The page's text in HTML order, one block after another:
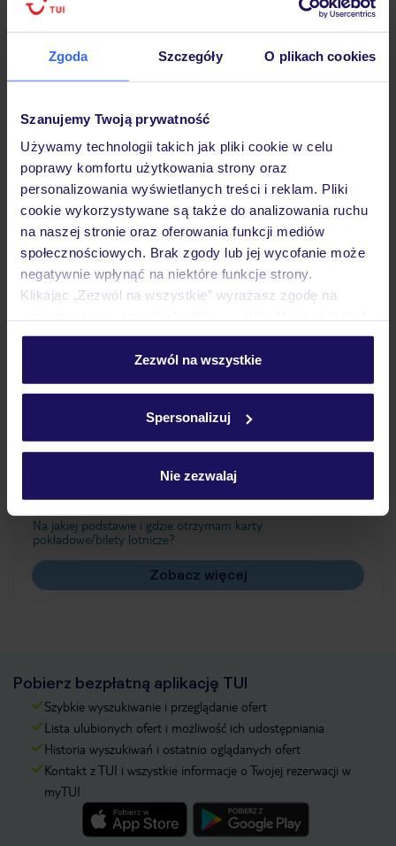
Zgoda Szczegóły O plikach cookies
Szanujemy Twoją prywatność
Używamy technologii takich jak pliki cookie w celu
poprawy komfortu użytkowania strony oraz
personalizowania wyświetlanych treści i reklam. Pliki
cookie wykorzystywane są także do analizowania ruchu
na naszej stronie oraz oferowania funkcji mediów
społecznościowych. Brak zgody lub jej wycofanie może
negatywnie wpłynąć na niektóre funkcje strony.
Klikając „Zezwól na wszystkie” wyrażasz zgodę na
personalizować swój wybór wchodząc w zakładkę
Szczegółowe informacje o plikach cookie znajdziesz
Zezwól na wszystkie
Spersonalizuj
Nie zezwalaj
Hotel
Pokoje
Wyżywienie
Atrakcje
Często zadawane pytania
Jak zmienić uczestników/osobę zgłaszającą?
Czy w Hotelu będzie przedstawiciel TUI?
Na jakiej podstawie i gdzie otrzymam karty
pokładowe/bilety lotnicze?
Zobacz więcej
Pobierz bezpłatną aplikację TUI
Szybkie wyszukiwanie i przeglądanie ofert
Lista ulubionych ofert i możliwość ich udostępniania
Historia wyszukiwań i ostatnio oglądanych ofert
Kontakt z TUI i wszystkie informacje o Twojej rezerwacji w
myTUI